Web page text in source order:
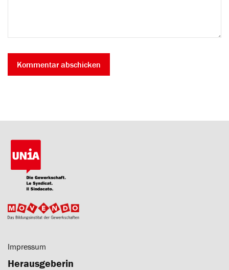
Impressum
Herausgeberin